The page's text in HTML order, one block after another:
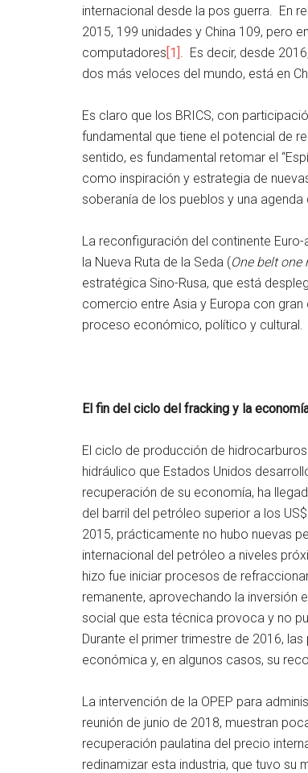
internacional desde la pos guerra. En
2015, 199 unidades y China 109, pero
computadores[1]
. Es decir, desde
dos más veloces del mundo, está en
Es claro que los BRICS, con
fundamental que tiene el potencial de
sentido, es fundamental retomar el
como inspiración y estrategia de
soberanía de los pueblos y una agenda
La reconfiguración del continente
la Nueva Ruta de la Seda (One belt one
estratégica Sino-Rusa, que está
comercio entre Asia y Europa con
proceso económico, político y cultural.
El fin del ciclo del fracking y la
El ciclo de producción de
hidráulico que Estados Unidos
recuperación de su economía, ha
del barril del petróleo superior a los
2015, prácticamente no hubo nuevas
internacional del petróleo a niveles
hizo fue iniciar procesos de
remanente, aprovechando la
social que esta técnica provoca y no
Durante el primer trimestre de 2016,
económica y, en algunos casos, su
La intervención de la OPEP para
reunión de junio de 2018, muestran
recuperación paulatina del precio
redinamizar esta industria, que tuvo